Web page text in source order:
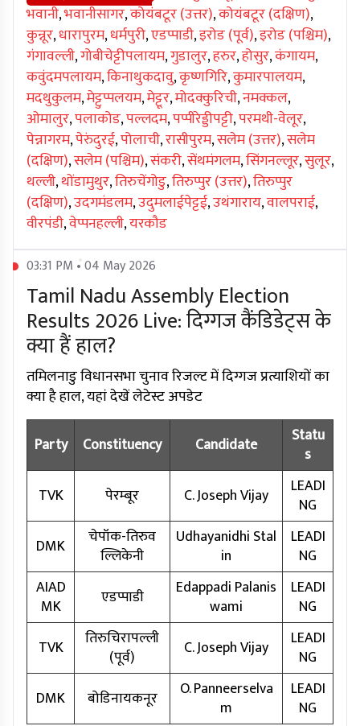
भवानी,भवानीसागर,कोयंबटूर (उत्तर),कोयंबटूर (दक्षिण),
कुन्नूर,धारापुरम,धर्मपुरी,एडप्पाडी,इरोड (पूर्व),इरोड (पश्चिम),
गंगावल्ली,गोबीचेट्टीपलायम,गुडालुर,हरुर,होसुर,कंगायम,
कवुंदमपलायम,किनाथुकदावु,कृष्णगिरि,कुमारपालयम,
मदथुकुलम,मेट्टुप्पलयम,मेट्टूर,मोदक्कुरिची,नमक्कल,
ओमालुर,पलाकोड,पल्लदम,पप्पीरेड्डीपट्टी,परमथी-वेलूर,
पेन्नागरम,पेरुंदुरई,पोलाची,रासीपुरम,सलेम (उत्तर),सलेम
(दक्षिण),सलेम (पश्चिम),संकरी,सेंथमंगलम,सिंगनल्लूर,सुलूर,
थल्ली,थोंडामुथुर,तिरुचेंगोडु,तिरुप्पुर (उत्तर),तिरुप्पुर
(दक्षिण),उदगमंडलम,उदुमलाईपेट्टई,उथंगाराय,वालपराई,
वीरपंडी,वेप्पनहल्ली,यरकौड
03:31 PM • 04 May 2026
Tamil Nadu Assembly Election
Results 2026 Live: दिग्गज कैंडिडेट्स के
क्या हैं हाल?
तमिलनाडु विधानसभा चुनाव रिजल्ट में दिग्गज प्रत्याशियों का
क्या है हाल, यहां देखें लेटेस्ट अपडेट
Party
Constituency Candidate
Statu
s
TVK
पेरम्बूर C. Joseph Vijay
LEADI
NG
DMK
चेपॉक-तिरुव
ल्लिकेनी
Udhayanidhi Stal
in
LEADI
NG
AIAD
MK
एडप्पाडी
Edappadi Palanis
wami
LEADI
NG
TVK
तिरुचिरापल्ली
(पूर्व)
C. Joseph Vijay
LEADI
NG
DMK
बोडिनायकनूर
O. Panneerselva
m
LEADI
NG